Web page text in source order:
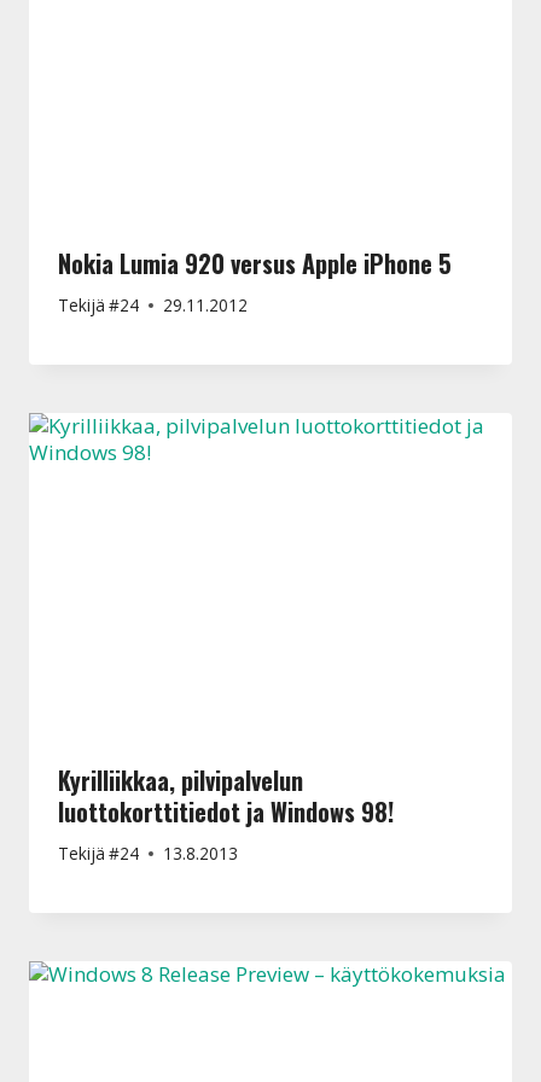
Nokia Lumia 920 versus Apple iPhone 5
Tekijä #24 29.11.2012
Kyrilliikkaa, pilvipalvelun
luottokorttitiedot ja Windows 98!
Tekijä #24 13.8.2013